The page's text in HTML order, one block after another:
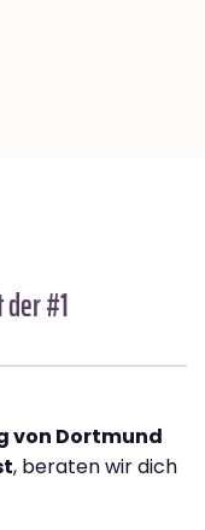
#1
von Dortmund
, beraten wir dich